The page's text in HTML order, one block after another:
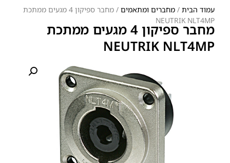
עמוד הבית / מחברים ומתאמים
/ מחבר ספיקון 4 מגעים ממתכת
NEUTRIK NLT4MP
מחבר ספיקון 4 מגעים ממתכת
NEUTRIK NLT4MP